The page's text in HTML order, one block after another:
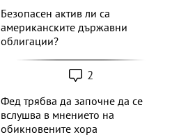
Безопасен актив ли са
американските държавни
облигации?
2
Фед трябва да започне да се
вслушва в мнението на
обикновените хора